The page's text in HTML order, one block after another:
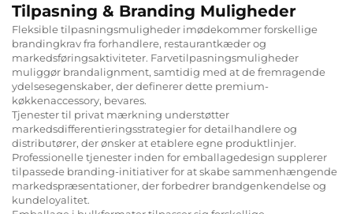
Tilpasning & Branding Muligheder
Fleksible tilpasningsmuligheder imødekommer forskellige
brandingkrav fra forhandlere, restaurantkæder og
markedsføringsaktiviteter. Farvetilpasningsmuligheder
muliggør brandalignment, samtidig med at de fremragende
ydelsesegenskaber, der definerer dette premium-
køkkenaccessory, bevares.
Tjenester til privat mærkning understøtter
markedsdifferentieringsstrategier for detailhandlere og
distributører, der ønsker at etablere egne produktlinjer.
Professionelle tjenester inden for emballagedesign supplerer
tilpassede branding-initiativer for at skabe sammenhængende
markedspræsentationer, der forbedrer brandgenkendelse og
kundeloyalitet.